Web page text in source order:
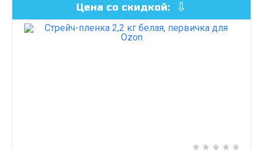
Цена со скидкой: